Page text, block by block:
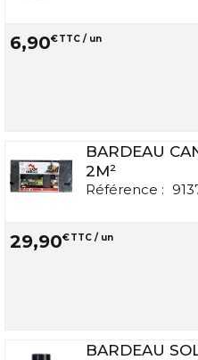
6,90€TTC / un
BARDEAU
2M²
Référence :
29,90€TTC / un
BARDEAU